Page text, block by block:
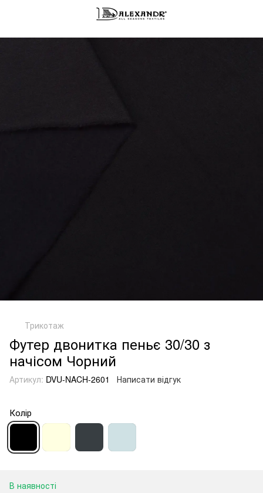
Трикотаж
Футер двонитка пеньє 30/30 з
начісом Чорний
Артикул: DVU-NACH-2601 Написати відгук
Колір
В наявності